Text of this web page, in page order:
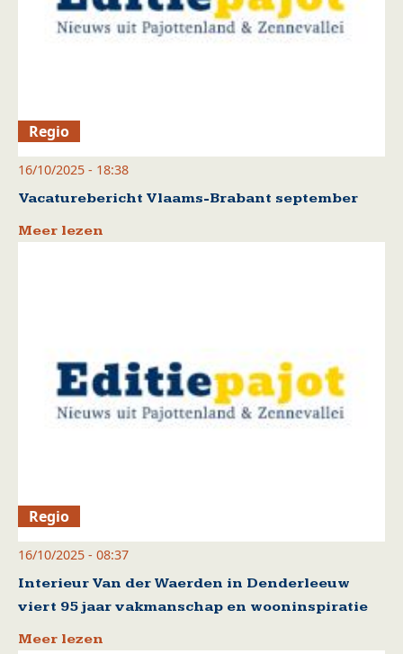
Regio
16/10/2025 - 18:38
Vacaturebericht Vlaams-Brabant september
Meer lezen
Regio
16/10/2025 - 08:37
Interieur Van der Waerden in Denderleeuw
viert 95 jaar vakmanschap en wooninspiratie
Meer lezen